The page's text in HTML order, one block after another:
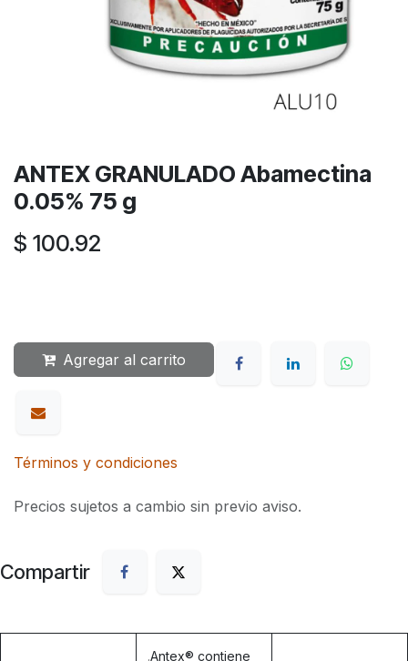
ANTEX GRANULADO Abamectina
0.05% 75 g
$ 100.92
Agregar al carrito
Términos y condiciones
Precios sujetos a cambio sin previo aviso.
Compartir
.Antex® contiene